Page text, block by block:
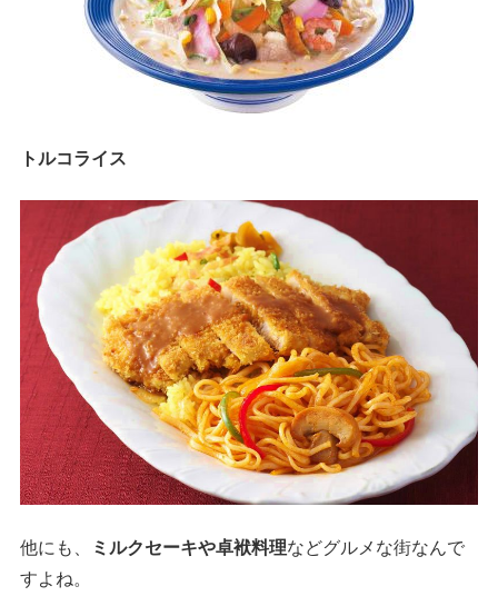
トルコライス
他にも、 ミルクセーキや卓袱料理などグルメな街なんで
すよね。